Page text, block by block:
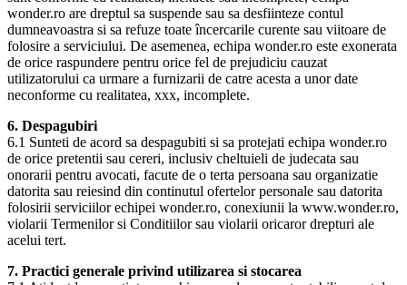
wonder.ro are dreptul sa suspende sau sa desfiinteze contul
dumneavoastra si sa refuze toate încercarile curente sau viitoare de
folosire a serviciului. De asemenea, echipa wonder.ro este exonerata
de orice raspundere pentru orice fel de prejudiciu cauzat
utilizatorului ca urmare a furnizarii de catre acesta a unor date
neconforme cu realitatea, xxx, incomplete.
6. Despagubiri
6.1 Sunteti de acord sa despagubiti si sa protejati echipa wonder.ro
de orice pretentii sau cereri, inclusiv cheltuieli de judecata sau
onorarii pentru avocati, facute de o terta persoana sau organizatie
datorita sau reiesind din continutul ofertelor personale sau datorita
folosirii serviciilor echipei wonder.ro, conexiunii la www.wonder.ro,
violarii Termenilor si Conditiilor sau violarii oricaror drepturi ale
acelui tert.
7. Practici generale privind utilizarea si stocarea